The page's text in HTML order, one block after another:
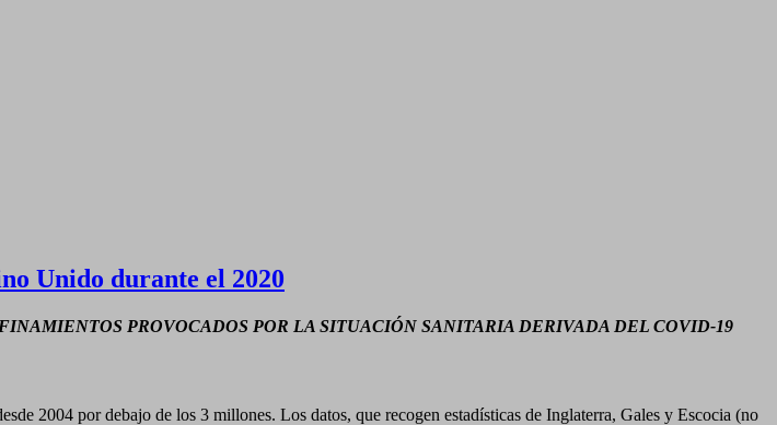
Unido durante el 2020
PROVOCADOS POR LA SITUACIÓN SANITARIA DERIVADA DEL COVID-19
2004 por debajo de los 3 millones. Los datos, que recogen estadísticas de Inglaterra, Gales y Escocia (no